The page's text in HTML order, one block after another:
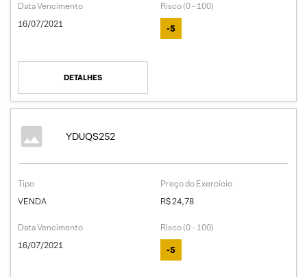
Data Vencimento
16/07/2021
Risco (0 - 100)
-5
DETALHES
YDUQS252
Tipo
VENDA
Preço do Exercício
R$ 24,78
Data Vencimento
16/07/2021
Risco (0 - 100)
-5